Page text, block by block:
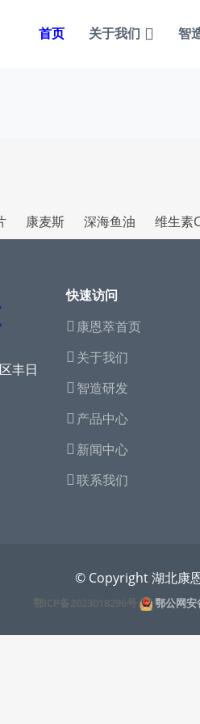
首页 关于我们 智
康麦斯 深海鱼油 维生素
丰日
快速访问
康恩萃首页
关于我们
智造研发
产品中心
新闻中心
联系我们
© Copyright 湖北康
鄂ICP备2023018296号 鄂公网安